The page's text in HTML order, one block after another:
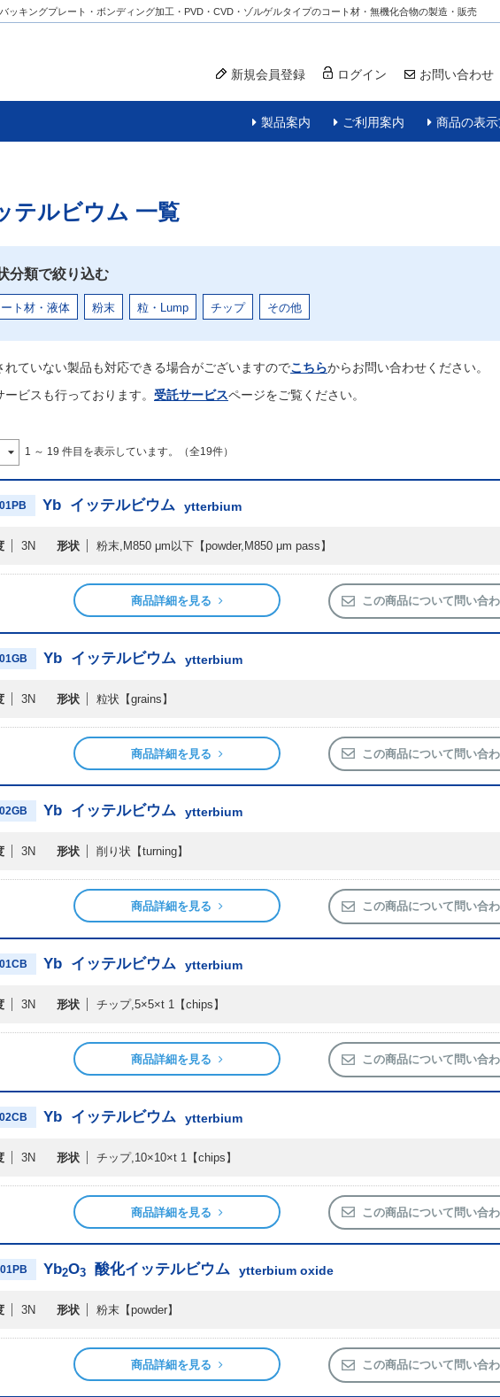
ッキングプレート・ボンディング加工・PVD・CVD・ゾルゲルタイプのコート材・無機化合物の製造・販売
新規会員登録 ログイン お問い合わせ
製品案内 ご利用案内 商品の表
テルビウム 一覧
分類で絞り込む
ート材・液体 粉末 粒・Lump チップ その他
れていない製品も対応できる場合がございますのでこちらからお問い合わせください。
ービスも行っております。 受託サービスページをご覧ください。
1 ～ 19 件目を表示しています。（全19件）
Yb イッテルビウム ytterbium
3N 形状 粉末,M850 μm以下 【powder,M850 μm pass】
商品詳細を見る この商品について問い合
Yb イッテルビウム ytterbium
3N 形状 粒状 【grains】
商品詳細を見る この商品について問い合
Yb イッテルビウム ytterbium
3N 形状 削り状 【turning】
商品詳細を見る この商品について問い合
Yb イッテルビウム ytterbium
3N 形状 チップ,5×5×t 1 【chips】
商品詳細を見る この商品について問い合
Yb イッテルビウム ytterbium
3N 形状 チップ,10×10×t 1 【chips】
商品詳細を見る この商品について問い合
Yb2O3 酸化イッテルビウム ytterbium oxide
3N 形状 粉末 【powder】
商品詳細を見る この商品について問い合